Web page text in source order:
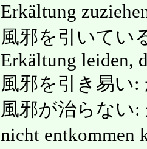
Erkältung
風邪を引いてい
Erkältung leiden,
風邪を引き易い:
風邪が治らない:
nicht entkommen